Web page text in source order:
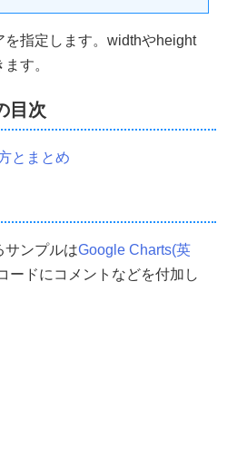
を指定します。widthやheight
す。
目次
とまとめ
サンプルはGoogle Charts(英
ードにコメントなどを付加し